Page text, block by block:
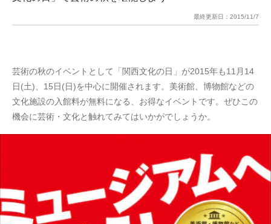
最終更新日： 2015/11/7
芸術の秋のイベントとして「関西文化の日」が2015年も11月14
日(土)、15日(日)を中心に開催されます。美術館、博物館などの
文化施設の入館料が無料になる、お得なイベントです。ぜひこの
機会に芸術・文化と触れてみてはいかがでしょうか。